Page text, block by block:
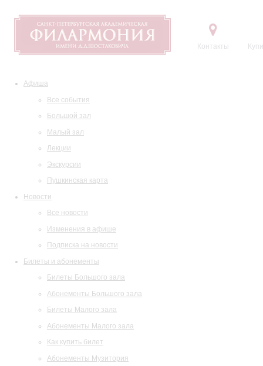
Контакты
Афиша
Все события
Большой зал
Малый зал
Лекции
Экскурсии
Пушкинская карта
Новости
Все новости
Изменения в афише
Подписка на новости
Билеты и абонементы
Билеты Большого зала
Абонементы Большого зала
Билеты Малого зала
Абонементы Малого зала
Как купить билет
Абонементы Музитория